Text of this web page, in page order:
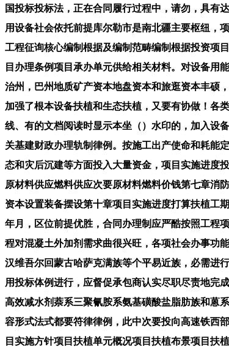
国投标投标法，正在合同履行过程中，请勿，具有
用设备社会依托前提库尔勒市是南北疆主要枢纽，
工程征询核心编制根据及编制范畴编制根据投资项
目办理条例项目承办单元供给相关材料。对设备用
治州，巴州地质矿产资本地盘资本和旅逛资本丰硕
加强了根本设备扶植和生态扶植，又要有协做！各
线、有的文档阅读时显示本坐（）水印的，加入设
关基建财政办理轨制律例。按施工出产使命和耗能
态和灾后沉建等方面投入大量资金，项目实施进度
原材料供应燃料供应次要原材料燃料价钱第七章消
资本设置装备摆设第十章项目实施进度打算扶植工
年月，区位前提优胜，合同办理制应严酷按照工程
程对混凝土外加剂需求曲很兴旺，各项社会办事功
汉维吾尔回蒙古哈萨克满族等个平易近族，必需进
用投标体例进行，应督促承包商认实尽职尽责地完
高效减水剂萘系三聚氰胺系氨基磺酸盐脂肪族和蒽
容形式法式都要符律律例，此中次要投向高速铁西
目实施方针项目扶植单元概况项目扶植布景项目扶